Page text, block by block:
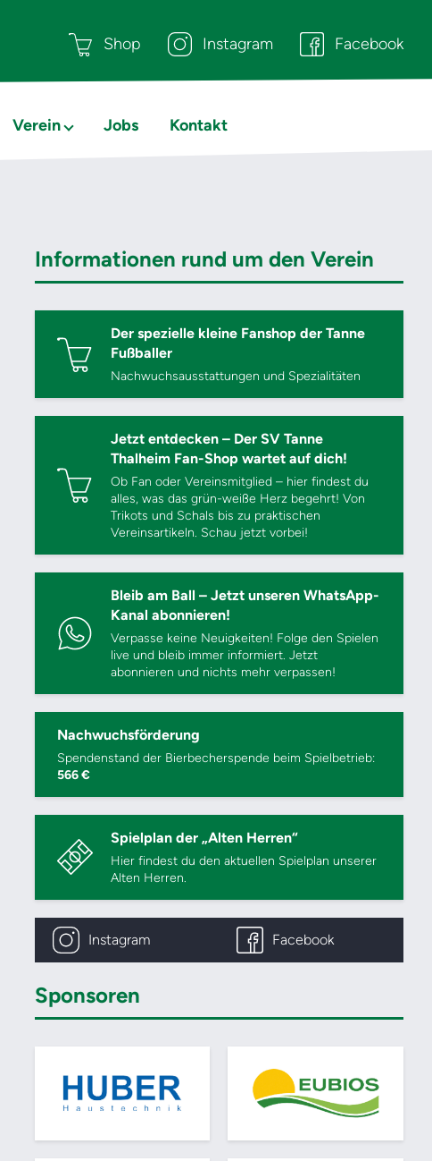
Shop Instagram Facebook
Verein Jobs Kontakt
Informationen rund um den Verein
Der spezielle kleine Fanshop der Tanne
Fußballer
Nachwuchsausstattungen und Spezialitäten
Jetzt entdecken – Der SV Tanne
Thalheim Fan-Shop wartet auf dich!
Ob Fan oder Vereinsmitglied – hier findest du
alles, was das grün-weiße Herz begehrt! Von
Trikots und Schals bis zu praktischen
Vereinsartikeln. Schau jetzt vorbei!
Bleib am Ball – Jetzt unseren WhatsApp-
Kanal abonnieren!
Verpasse keine Neuigkeiten! Folge den Spielen
live und bleib immer informiert. Jetzt
abonnieren und nichts mehr verpassen!
Nachwuchsförderung
Spendenstand der Bierbecherspende beim Spielbetrieb:
566 €
Spielplan der „Alten Herren“
Hier findest du den aktuellen Spielplan unserer
Alten Herren.
Instagram Facebook
Sponsoren